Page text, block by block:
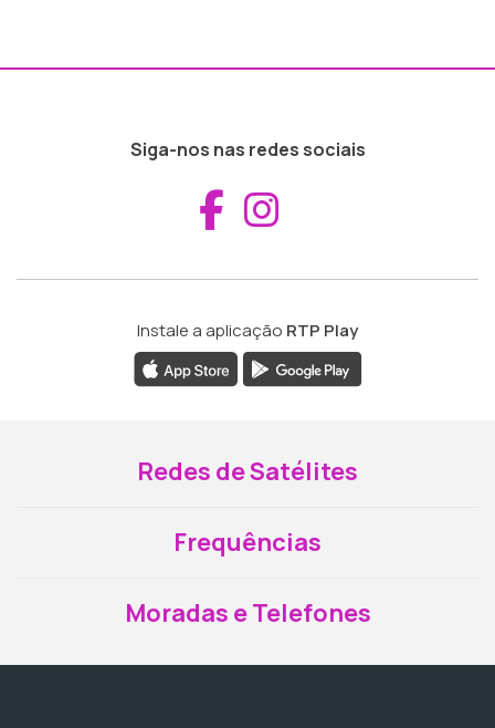
Siga-nos nas redes sociais
Aceder ao
Instale a aplicação RTP Play
Redes de Satélites
Frequências
Moradas e Telefones